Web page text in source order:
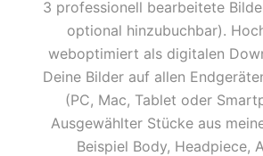
3 professionell bearbeitete
optional hinzubuchbar).
weboptimiert als digitalen
Deine Bilder auf allen
(PC, Mac, Tablet oder
Ausgewählter Stücke aus
Beispiel Body, Headpiece,